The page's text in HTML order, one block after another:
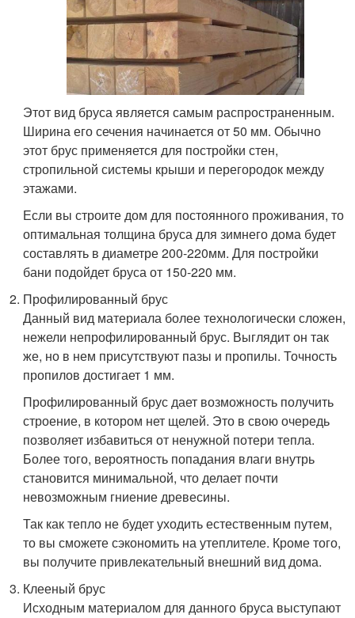
Этот вид бруса является самым распространенным.
Ширина его сечения начинается от 50 мм. Обычно
этот брус применяется для постройки стен,
стропильной системы крыши и перегородок между
этажами.
Если вы строите дом для постоянного проживания, то
оптимальная толщина бруса для зимнего дома будет
составлять в диаметре 200-220мм. Для постройки
бани подойдет бруса от 150-220 мм.
Профилированный брус
Данный вид материала более технологически сложен,
нежели непрофилированный брус. Выглядит он так
же, но в нем присутствуют пазы и пропилы. Точность
пропилов достигает 1 мм.
Профилированный брус дает возможность получить
строение, в котором нет щелей. Это в свою очередь
позволяет избавиться от ненужной потери тепла.
Более того, вероятность попадания влаги внутрь
становится минимальной, что делает почти
невозможным гниение древесины.
Так как тепло не будет уходить естественным путем,
то вы сможете сэкономить на утеплителе. Кроме того,
вы получите привлекательный внешний вид дома.
Клееный брус
Исходным материалом для данного бруса выступают